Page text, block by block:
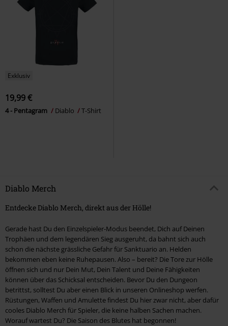
Exklusiv
19,99 €
4 - Pentagram Diablo T-Shirt
Diablo Merch
Entdecke Diablo Merch, direkt aus der Hölle!
Gerade hast Du den Einzelspieler-Modus beendet, Dich auf Deinen
Trophäen und dem legendären Sieg ausgeruht, da bahnt sich auch
schon die nächste grässliche Gefahr für Sanktuario an. Helden
bekommen eben keine Ruhepausen. Also – bereit? Die Tore zur Hölle
öffnen sich und nur Dein Mut, Dein Talent und Deine Fähigkeiten
können über das Schicksal entscheiden. Bevor Du den Dungeon
betrittst, solltest Du aber einen Blick in unseren Onlineshop werfen.
Rüstungen, Waffen und Amulette findest Du hier zwar nicht, aber dafür
cooles Diablo Merch für Spieler, die keine halben Sachen machen.
Worauf wartest Du? Die Saison des Blutes hat begonnen!